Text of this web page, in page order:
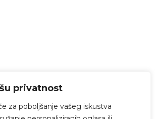
privatnost
za poboljšanje vašeg iskustva